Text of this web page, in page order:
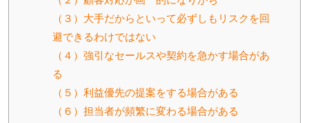
（３）大手だからといって必ずしもリスクを回
避できるわけではない
（４）強引なセールスや契約を急かす場合があ
る
（５）利益優先の提案をする場合がある
（６）担当者が頻繁に変わる場合がある